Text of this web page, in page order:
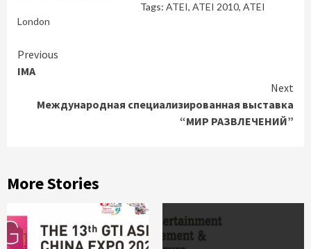
Tags: ATEI, ATEI 2010, ATEI
London
Continue
Reading
Previous
IMA
Next
Международная специализированная выставка
“МИР РАЗВЛЕЧЕНИЙ”
More Stories